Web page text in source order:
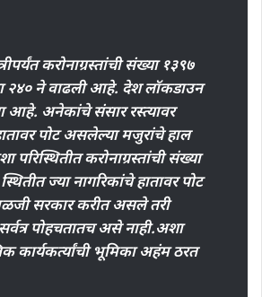
करोनाग्रस्तांची संख्या १३९७
२४० ने वाढली आहे. देश लॉकडाउन
अनेकांचे संसार रस्त्यावर
पोट असलेल्या मजुरांचे हाल
करोनाग्रस्तांची संख्या
ज्या नागरिकांचे हातावर पोट
सरकार करीत असले तरी
पोहचतातच असे नाही.अशा
कार्यकर्त्यांची भूमिका अहंम ठरत